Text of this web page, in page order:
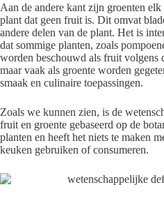
Aan de andere kant zijn groenten elk
plant dat geen fruit is. Dit omvat
andere delen van de plant. Het is
dat sommige planten, zoals
worden beschouwd als fruit volgens
maar vaak als groente worden
smaak en culinaire toepassingen.
Zoals we kunnen zien, is de
fruit en groente gebaseerd op de
planten en heeft het niets te maken
keuken gebruiken of consumeren.